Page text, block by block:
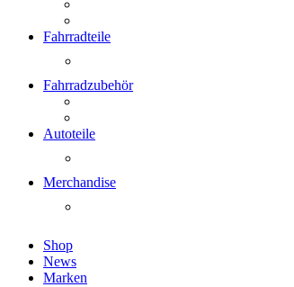
Fahrradteile
Fahrradzubehör
Autoteile
Merchandise
Shop
News
Marken